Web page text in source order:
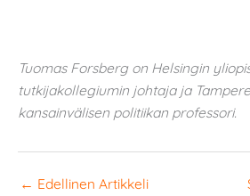
Tuomas Forsberg on Helsingin
tutkijakollegiumin johtaja ja
kansainvälisen politiikan professori.
← Edellinen Artikkeli